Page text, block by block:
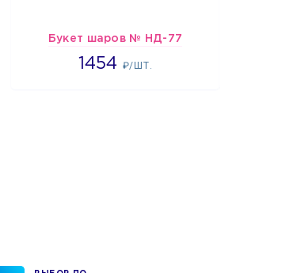
Букет шаров № НД-77
1454 ₽/ШТ.
1454